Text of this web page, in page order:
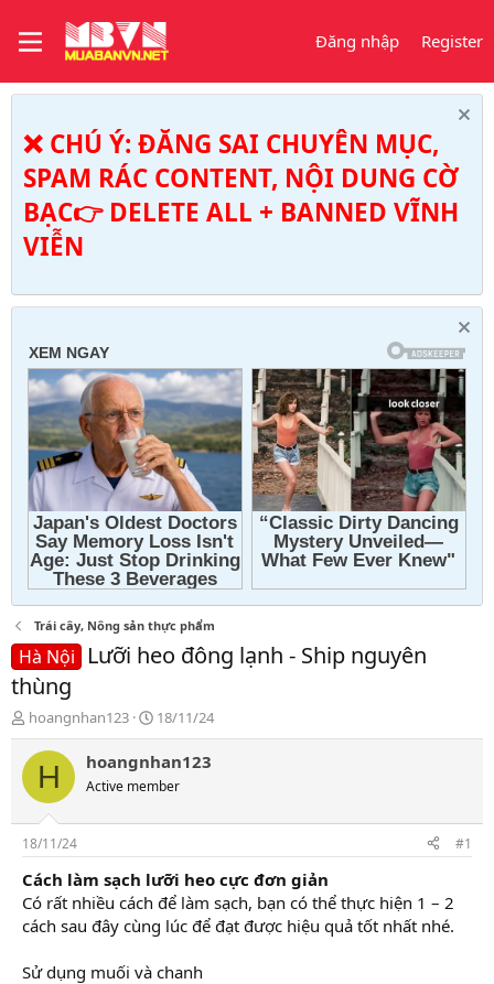
Đăng nhập Register
❌ CHÚ Ý: ĐĂNG SAI CHUYÊN MỤC,
SPAM RÁC CONTENT, NỘI DUNG CỜ
BẠC👉 DELETE ALL + BANNED VĨNH
VIỄN
Trái cây, Nông sản thực phẩm
Hà Nội
Lưỡi heo đông lạnh - Ship nguyên
thùng
T
h
r
a
s
t
a
r
t
e
hoangnhan123
N
g
à
y
g
18/11/24
H hoangnhan123
Active member
18/11/24 #1
Cách làm sạch lưỡi heo cực đơn giản
Có rất nhiều cách để làm sạch, bạn có thể thực hiện 1 – 2
cách sau đây cùng lúc để đạt được hiệu quả tốt nhất nhé.
Sử dụng muối và chanh